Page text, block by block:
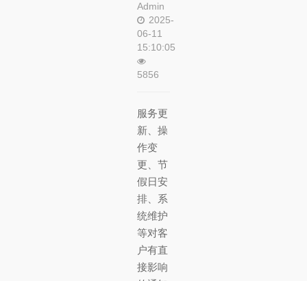
Admin
2025-
06-11
15:10:05
5856
服务更
新、操
作变
更、节
假日安
排、系
统维护
等对客
户有直
接影响